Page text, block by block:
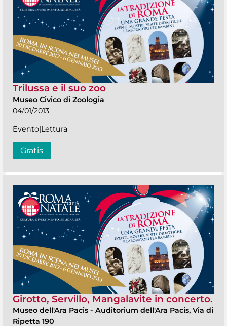
Trilussa e il suo zoo
Museo Civico di Zoologia
04/01/2013
Evento|Lettura
Gratis
Girotto, Servillo, Mangalavite in concerto.
Museo dell'Ara Pacis - Auditorium dell'Ara Pacis, Via di
Ripetta 190